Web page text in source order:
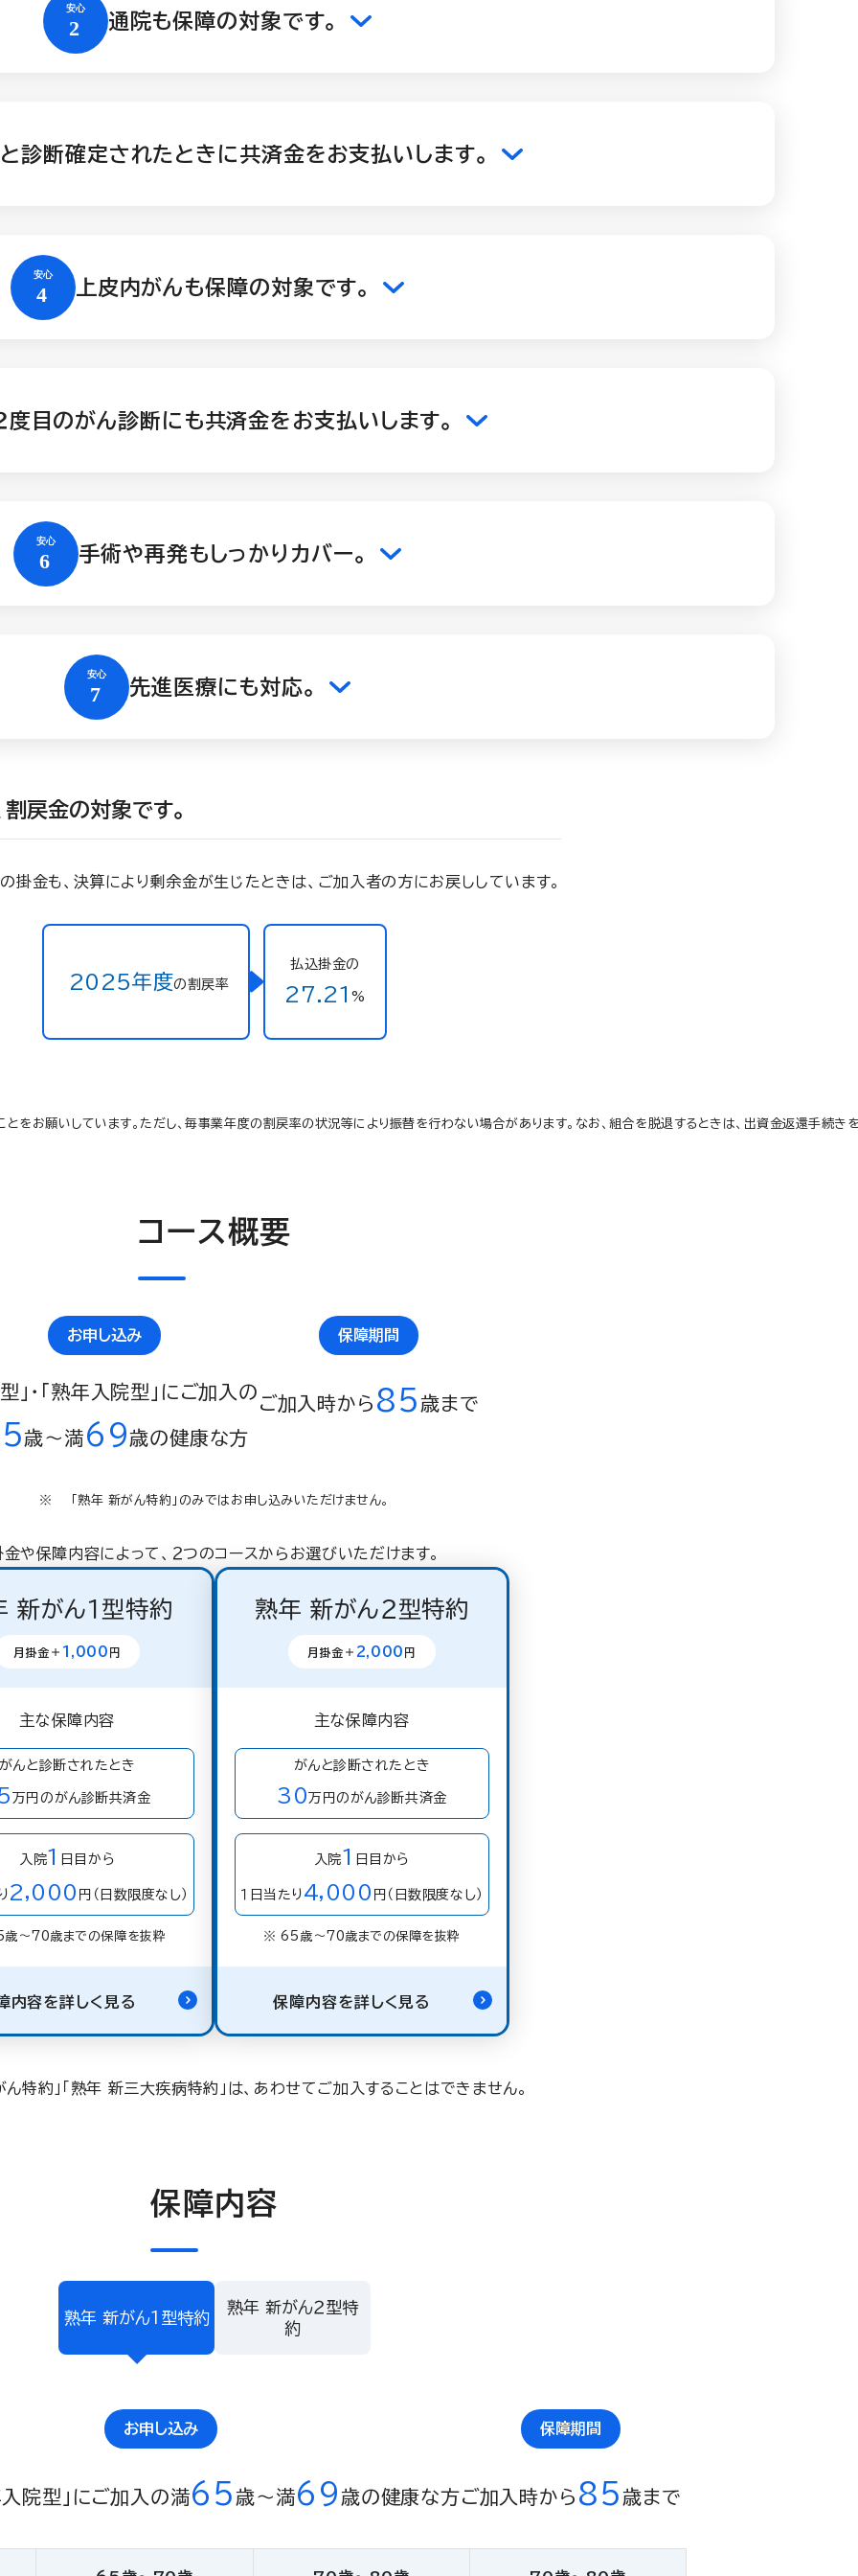
通院も保障の対象です。
診断確定されたときに共済金をお支払いします。
上皮内がんも保障の対象です。
度目のがん診断にも共済金をお支払いします。
手術や再発もしっかりカバー。
先進医療にも対応。
戻金の対象です。
の掛金も、決算により剰余金が生じたときは、ご加入者の方にお戻ししています。
2025年度の割戻率
払込掛金の
27.21%
お願いしています。ただし、毎事業年度の割戻率の状況等により振替を行わない場合があります。なお、組合を脱退するときは、出資金返還手続き
コース概要
お申し込み
」・「熟年入院型」にご加入の
歳〜満 69歳の健康な方
保障期間
ご加入時から 85歳まで
「熟年 新がん特約」のみではお申し込みいただけません。
金や保障内容によって、２つのコースからお選びいただけます。
新がん１型特約
月掛金＋ 1,000 円
主な保障内容
んと診断されたとき
万円のがん診断共済金
入院1 日目から
2,000 円（日数限度なし）
〜70歳までの保障を抜粋
内容を詳しく見る
熟年 新がん２型特約
月掛金＋ 2,000 円
主な保障内容
がんと診断されたとき
30万円のがん診断共済金
入院1 日目から
１日当たり 4,000 円（日数限度なし）
※ 65歳〜70歳までの保障を抜粋
保障内容を詳しく見る
ん特約」「熟年 新三大疾病特約」は、あわせてご加入することはできません。
保障内容
熟年 新がん１型特約
熟年 新がん２型特
約
お申し込み
入院型」にご加入の満65 歳〜満69 歳の健康な方
保障期間
ご加入時から 85歳まで